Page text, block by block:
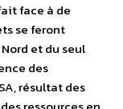
face à de
se feront
et du seul
des
résultat des